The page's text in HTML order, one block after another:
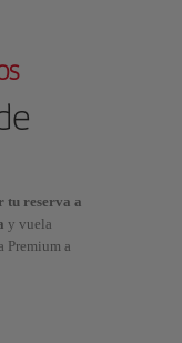
tu reserva a
y vuela
Premium a